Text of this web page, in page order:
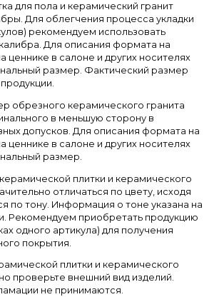
для пола и керамический гранит
Для облегчения процесса укладки
рекомендуем использовать
Для описания формата на
ценнике в салоне и других носителях
размер. Фактический размер
обрезного керамического гранита
в меньшую сторону в
допусков. Для описания формата на
ценнике в салоне и других носителях
размер.
плитки и керамического
отличаться по цвету, исходя
по тону. Информация о тоне указана на
Рекомендуем приобретать продукцию
одного артикула) для получения
покрытия.
плитки и керамического
проверьте внешний вид изделий.
не принимаются.